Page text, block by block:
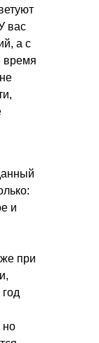
вас
а с
время
и
при
но